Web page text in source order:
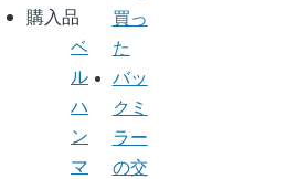
購入品
ベ
ル
ハ
ン
マ
買っ
た
バッ
クミ
ラー
の交